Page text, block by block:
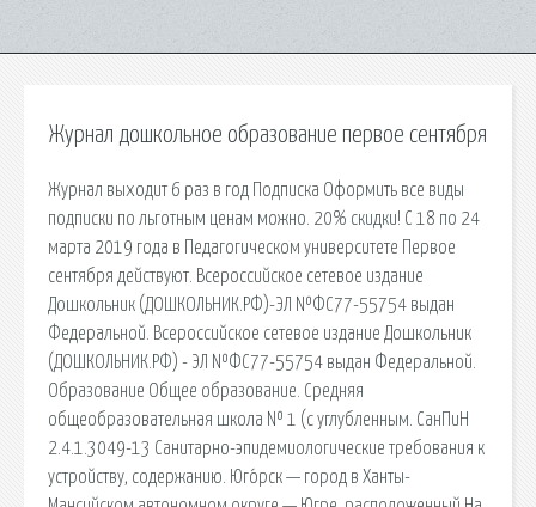
Журнал дошкольное образование первое сентября
Журнал выходит 6 раз в год Подписка Оформить все виды
подписки по льготным ценам можно. 20% скидки! С 18 по 24
марта 2019 года в Педагогическом университете Первое
сентября действуют. Всероссийское сетевое издание
Дошкольник (ДОШКОЛЬНИК.РФ)-ЭЛ №ФС77-55754 выдан
Федеральной. Всероссийское сетевое издание Дошкольник
(ДОШКОЛЬНИК.РФ) - ЭЛ №ФС77-55754 выдан Федеральной.
Образование Общее образование. Средняя
общеобразовательная школа № 1 (с углубленным. СанПиН
2.4.1.3049-13 Санитарно-эпидемиологические требования к
устройству, содержанию. Юго́рск — город в Ханты-